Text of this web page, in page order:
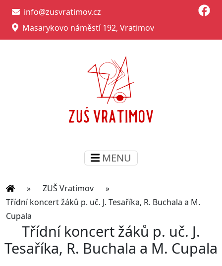
info@zusvratimov.cz
Masarykovo náměstí 192, Vratimov
MENU
» ZUŠ Vratimov
»
Třídní koncert žáků p. uč. J. Tesaříka, R. Buchala a M.
Cupala
Třídní koncert žáků p. uč. J.
Tesaříka, R. Buchala a M. Cupala